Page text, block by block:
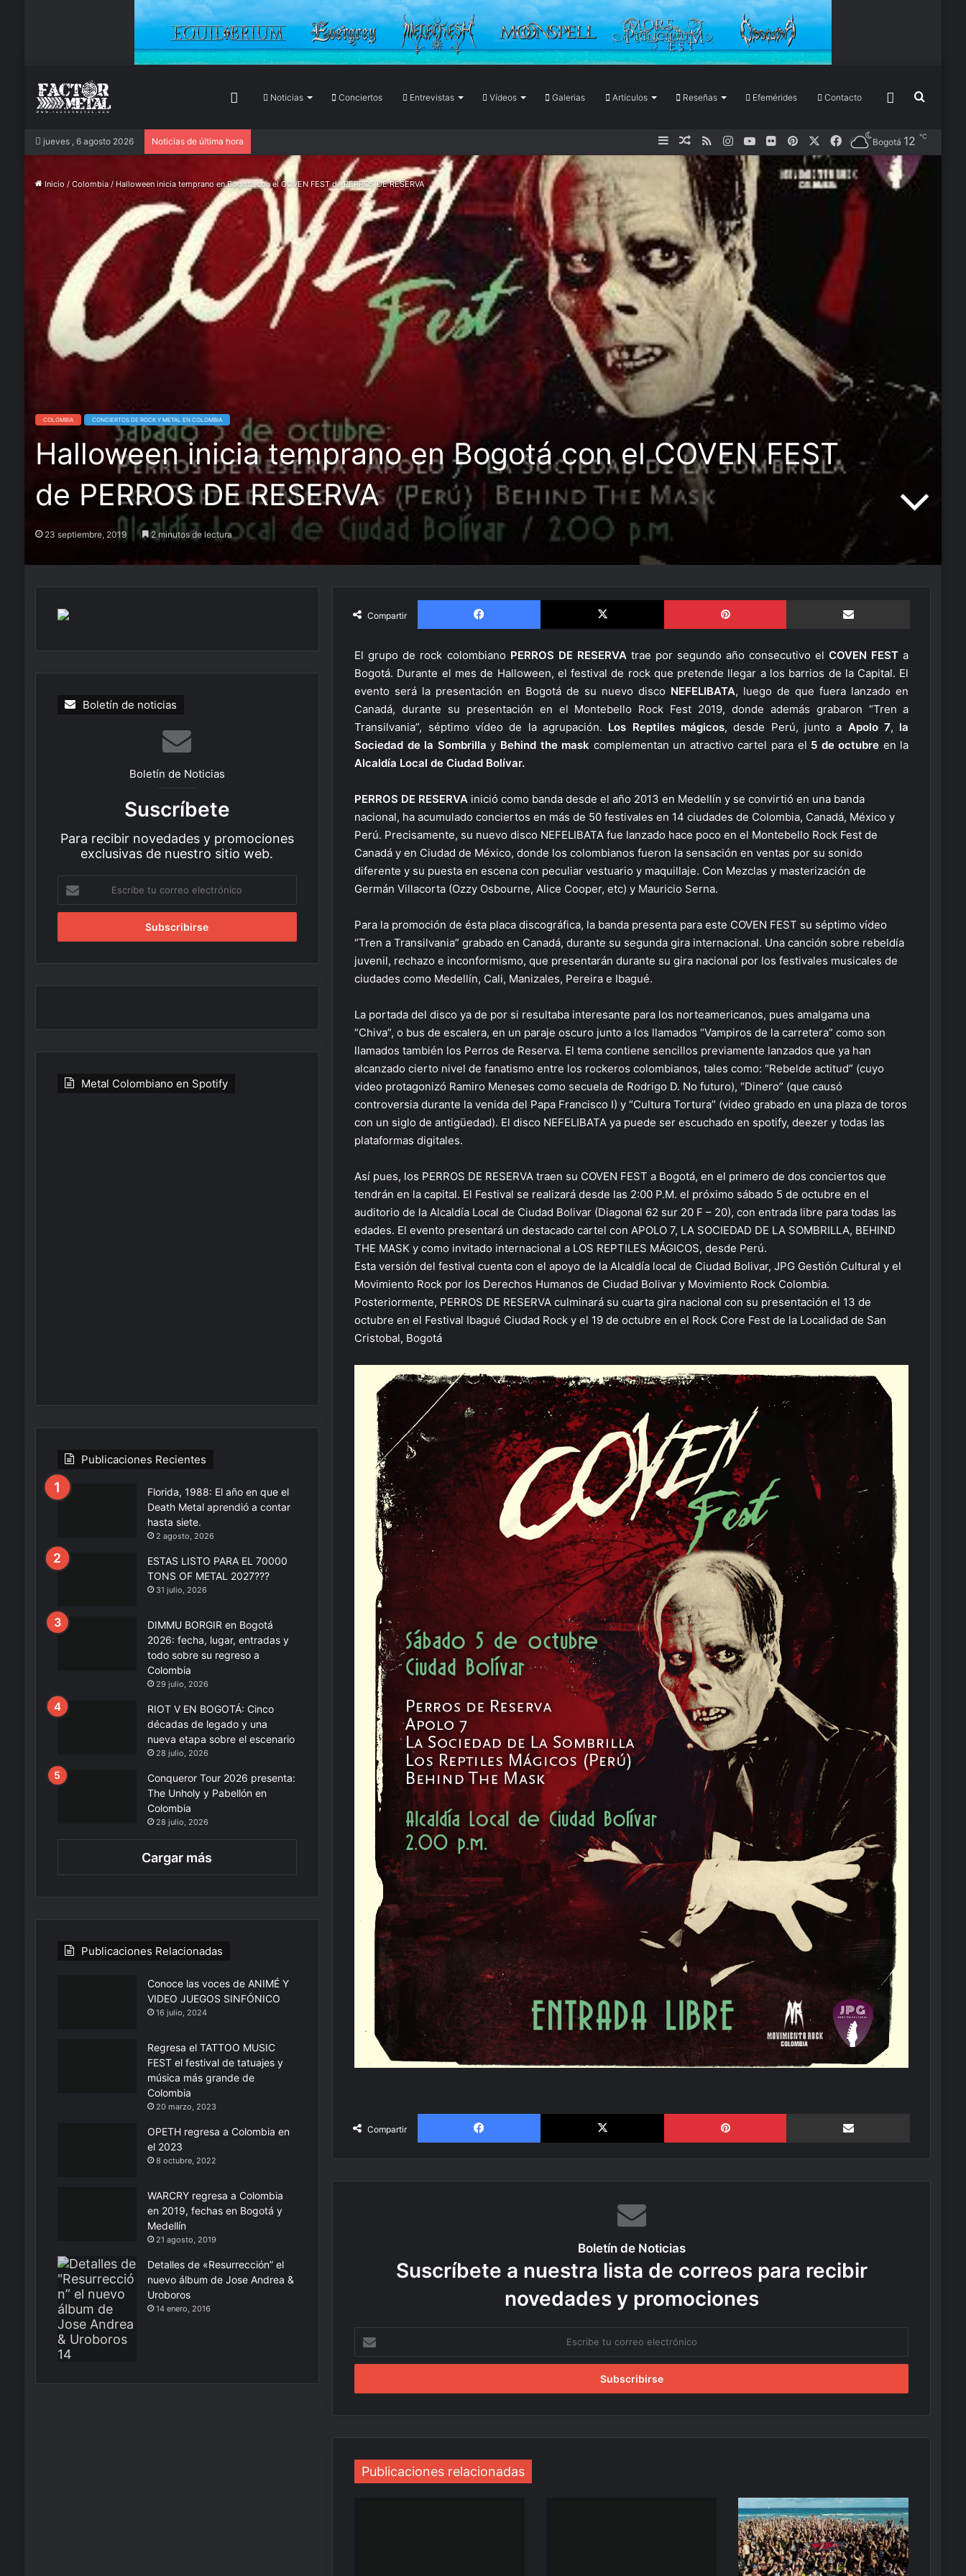
Noticias Conciertos Entrevistas Vídeos Galerias Artículos Reseñas Efemérides Contacto
jueves , 6 agosto 2026 Noticias de última hora Bogotá 12℃
Facebook
Pinterest
Flickr
YouTube
Instagram
RSS
Publicación
al
azar
Barra
lateral
Inicio / Colombia / Halloween inicia temprano en Bogotá con el COVEN FEST de PERROS DE RESERVA
COLOMBIA CONCIERTOS DE ROCK Y METAL EN COLOMBIA
Halloween inicia temprano en Bogotá con el COVEN FEST
de PERROS DE RESERVA
23 septiembre, 2019 2 minutos de lectura
Compartir
Facebook X Pinterest
El grupo de rock colombiano PERROS DE RESERVAtrae por segundo año consecutivo elCOVEN FEST a
Bogotá. Durante el mes de Halloween, el festival de rock que pretende llegar a los barrios de la Capital. El
evento será la presentación en Bogotá de su nuevo disco NEFELIBATA, luego de que fuera lanzado en
Canadá, durante su presentación en el Montebello Rock Fest 2019, donde además grabaron “Tren a
Transilvania”, séptimo vídeo de la agrupación. Los Reptiles mágicos, desde Perú, junto a Apolo 7, la
Sociedad de la Sombrilla y Behind the mask complementan un atractivo cartel para el 5 de octubre en la
Alcaldía Local de Ciudad Bolívar.
PERROS DE RESERVA inició como banda desde el año 2013 en Medellín y se convirtió en una banda
nacional, ha acumulado conciertos en más de 50 festivales en 14 ciudades de Colombia, Canadá, México y
Perú. Precisamente, su nuevo disco NEFELIBATA fue lanzado hace poco en el Montebello Rock Fest de
Canadá y en Ciudad de México, donde los colombianos fueron la sensación en ventas por su sonido
diferente y su puesta en escena con peculiar vestuario y maquillaje. Con Mezclas y masterización de
Germán Villacorta (Ozzy Osbourne, Alice Cooper, etc) y Mauricio Serna.
Para la promoción de ésta placa discográfica, la banda presenta para este COVEN FEST su séptimo vídeo
“Tren a Transilvania” grabado en Canadá, durante su segunda gira internacional. Una canción sobre rebeldía
juvenil, rechazo e inconformismo, que presentarán durante su gira nacional por los festivales musicales de
ciudades como Medellín, Cali, Manizales, Pereira e Ibagué.
La portada del disco ya de por si resultaba interesante para los norteamericanos, pues amalgama una
“Chiva”, o bus de escalera, en un paraje oscuro junto a los llamados “Vampiros de la carretera” como son
llamados también los Perros de Reserva. El tema contiene sencillos previamente lanzados que ya han
alcanzado cierto nivel de fanatismo entre los rockeros colombianos, tales como: “Rebelde actitud” (cuyo
video protagonizó Ramiro Meneses como secuela de Rodrigo D. No futuro), “Dinero” (que causó
controversia durante la venida del Papa Francisco I) y “Cultura Tortura” (video grabado en una plaza de toros
con un siglo de antigüedad). El disco NEFELIBATA ya puede ser escuchado en spotify, deezer y todas las
plataformas digitales.
Así pues, los PERROS DE RESERVA traen su COVEN FEST a Bogotá, en el primero de dos conciertos que
tendrán en la capital. El Festival se realizará desde las 2:00 P.M. el próximo sábado 5 de octubre en el
auditorio de la Alcaldía Local de Ciudad Bolivar (Diagonal 62 sur 20 F – 20), con entrada libre para todas las
edades. El evento presentará un destacado cartel con APOLO 7, LA SOCIEDAD DE LA SOMBRILLA, BEHIND
THE MASK y como invitado internacional a LOS REPTILES MÁGICOS, desde Perú.
Esta versión del festival cuenta con el apoyo de la Alcaldía local de Ciudad Bolivar, JPG Gestión Cultural y el
Movimiento Rock por los Derechos Humanos de Ciudad Bolivar y Movimiento Rock Colombia.
Posteriormente, PERROS DE RESERVA culminará su cuarta gira nacional con su presentación el 13 de
octubre en el Festival Ibagué Ciudad Rock y el 19 de octubre en el Rock Core Fest de la Localidad de San
Cristobal, Bogotá
Compartir
Facebook X Pinterest
Boletín de Noticias
Suscríbete a nuestra lista de correos para recibir
novedades y promociones
Escribe
tu
correo
Publicaciones relacionadas
Boletín de noticias
Boletín de Noticias
Suscríbete
Para recibir novedades y promociones
exclusivas de nuestro sitio web.
Escribe
tu
correo
Metal Colombiano en Spotify
Publicaciones Recientes
Florida, 1988: El año en que el
Death Metal aprendió a contar
hasta siete.
2 agosto, 2026
ESTAS LISTO PARA EL 70000
TONS OF METAL 2027???
31 julio, 2026
DIMMU BORGIR en Bogotá
2026: fecha, lugar, entradas y
todo sobre su regreso a
Colombia
29 julio, 2026
RIOT V EN BOGOTÁ: Cinco
décadas de legado y una
nueva etapa sobre el escenario
28 julio, 2026
Conqueror Tour 2026 presenta:
The Unholy y Pabellón en
Colombia
28 julio, 2026
Cargar más
Publicaciones Relacionadas
Conoce las voces de ANIMÉ Y
VIDEO JUEGOS SINFÓNICO
16 julio, 2024
Regresa el TATTOO MUSIC
FEST el festival de tatuajes y
música más grande de
Colombia
20 marzo, 2023
OPETH regresa a Colombia en
el 2023
8 octubre, 2022
WARCRY regresa a Colombia
en 2019, fechas en Bogotá y
Medellín
21 agosto, 2019
Detalles de «Resurrección” el
nuevo álbum de Jose Andrea &
Uroboros
14 enero, 2016